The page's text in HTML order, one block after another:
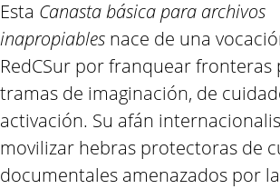
Esta Canasta básica para archivos
inapropiables nace de una
RedCSur por franquear fronteras
tramas de imaginación, de
activación. Su afán
movilizar hebras protectoras de
documentales amenazados por